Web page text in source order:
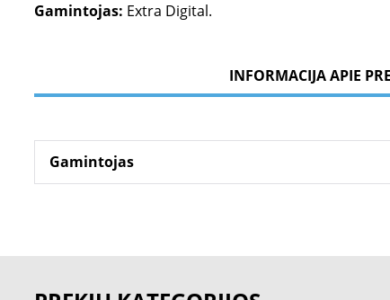
Gamintojas: Extra Digital.
INFORMACIJA APIE
Gamintojas